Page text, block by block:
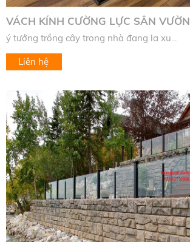
VÁCH KÍNH CƯỜNG LỰC SÂN VƯỜN
ý tưởng trồng cây trong nhà đang la xu...
Liên hệ